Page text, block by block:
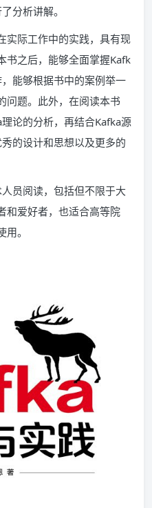
分析讲解。
实际工作中的实践，具有现
书之后，能够全面掌握Kafk
能够根据书中的案例举一
问题。此外，在阅读本书
论的分析，再结合Kafka源
的设计和思想以及更多的
员阅读，包括但不限于大
和爱好者，也适合高等院
。